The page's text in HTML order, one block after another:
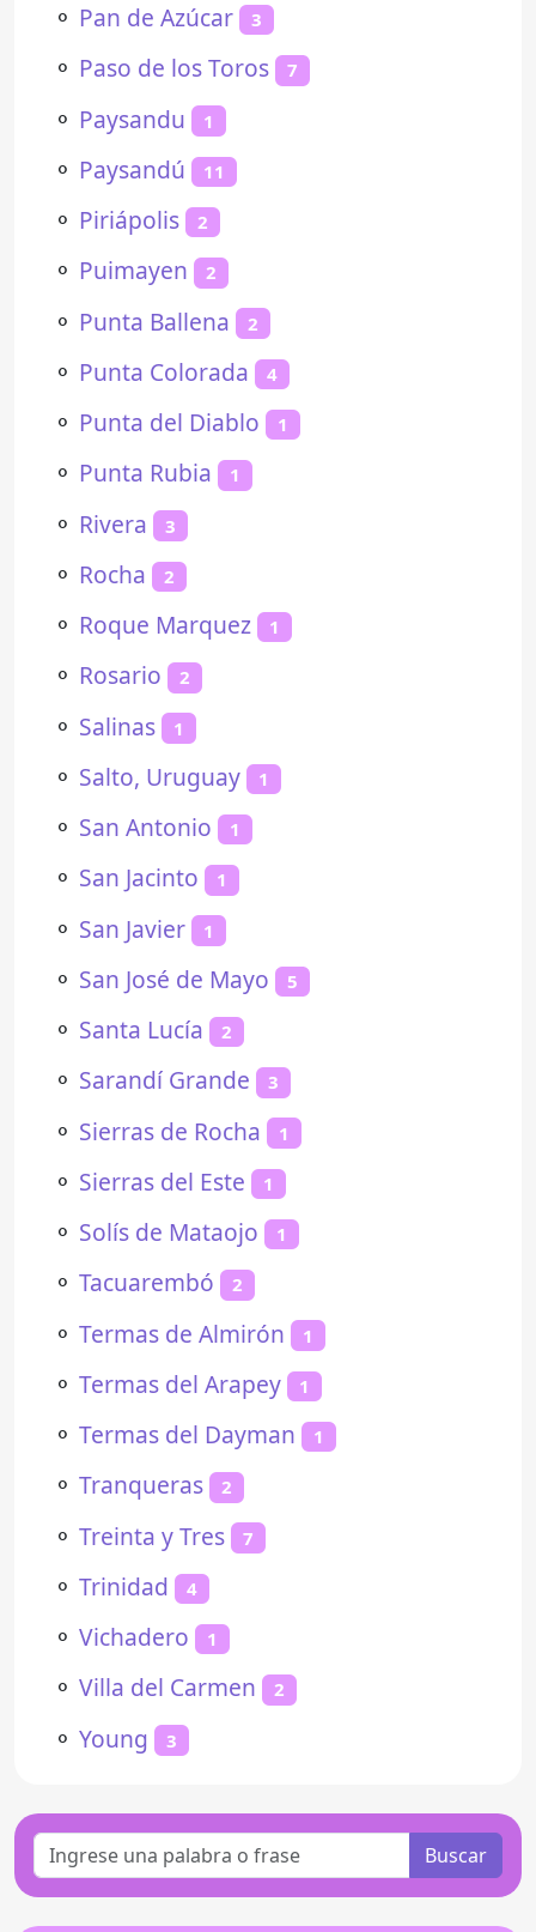
⚬ Pan de Azúcar 3
⚬ Paso de los Toros 7
⚬ Paysandu 1
⚬ Paysandú 11
⚬ Piriápolis 2
⚬ Puimayen 2
⚬ Punta Ballena 2
⚬ Punta Colorada 4
⚬ Punta del Diablo 1
⚬ Punta Rubia 1
⚬ Rivera 3
⚬ Rocha 2
⚬ Roque Marquez 1
⚬ Rosario 2
⚬ Salinas 1
⚬ Salto, Uruguay 1
⚬ San Antonio 1
⚬ San Jacinto 1
⚬ San Javier 1
⚬ San José de Mayo 5
⚬ Santa Lucía 2
⚬ Sarandí Grande 3
⚬ Sierras de Rocha 1
⚬ Sierras del Este 1
⚬ Solís de Mataojo 1
⚬ Tacuarembó 2
⚬ Termas de Almirón 1
⚬ Termas del Arapey 1
⚬ Termas del Dayman 1
⚬ Tranqueras 2
⚬ Treinta y Tres 7
⚬ Trinidad 4
⚬ Vichadero 1
⚬ Villa del Carmen 2
⚬ Young 3
Buscar